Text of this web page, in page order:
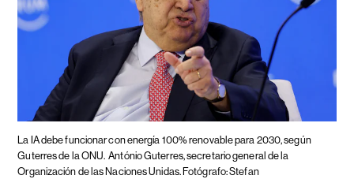
La IA debe funcionar con energía 100% renovable para 2030, según
Guterres de la ONU. António Guterres, secretario general de la
Organización de las Naciones Unidas. Fotógrafo: Stefan